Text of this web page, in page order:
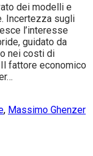
dei modelli e
Incertezza sugli
l’interesse
guidato da
nei costi di
fattore economico
, Massimo Ghenzer